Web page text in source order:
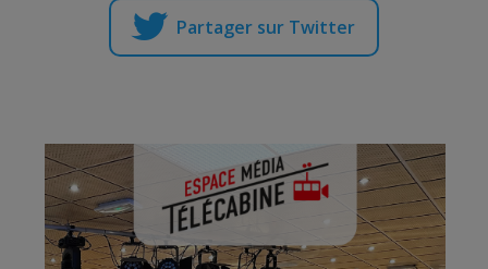
Partager sur Twitter